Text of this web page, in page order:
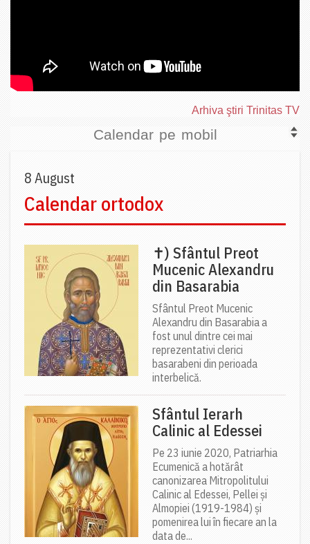
Arhiva ştiri Trinitas TV
Calendar pe mobil
8 August
Calendar ortodox
✝) Sfântul Preot
Mucenic Alexandru
din Basarabia
Sfântul Preot Mucenic
Alexandru din Basarabia a
fost unul dintre cei mai
reprezentativi clerici
basarabeni din perioada
interbelică.
Sfântul Ierarh
Calinic al Edessei
Pe 23 iunie 2020, Patriarhia
Ecumenică a hotărât
canonizarea Mitropolitului
Calinic al Edessei, Pellei și
Almopiei (1919-1984) și
pomenirea lui în fiecare an la
data de...